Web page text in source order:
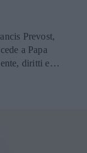
Prevost,
a Papa
diritti e